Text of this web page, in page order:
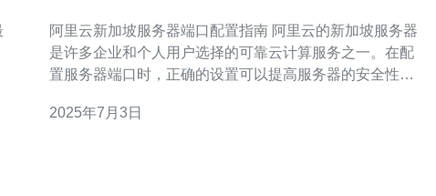
阿里云新加坡服务器端口配置指南 阿里云的新加坡服务器
是许多企业和个人用户选择的可靠云计算服务之一。在配
置服务器端口时，正确的设置可以提高服务器的安全性和
端口配置。 服务器端口是计算机与外部世界通信的关键。
2025年7月3日